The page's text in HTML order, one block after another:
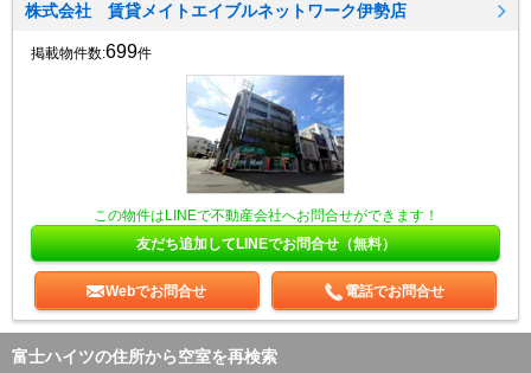
株式会社 賃貸メイトエイブルネットワーク伊勢店
掲載物件数:699件
この物件はLINEで不動産会社へお問合せができます！
友だち追加してLINEでお問合せ（無料）
Webでお問合せ 電話でお問合せ
富士ハイツの住所から空室を再検索